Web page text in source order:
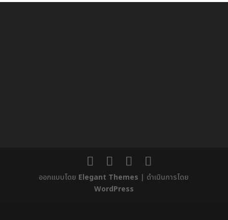
ออกแบบโดย Elegant Themes | ดำเนินการโดย
WordPress